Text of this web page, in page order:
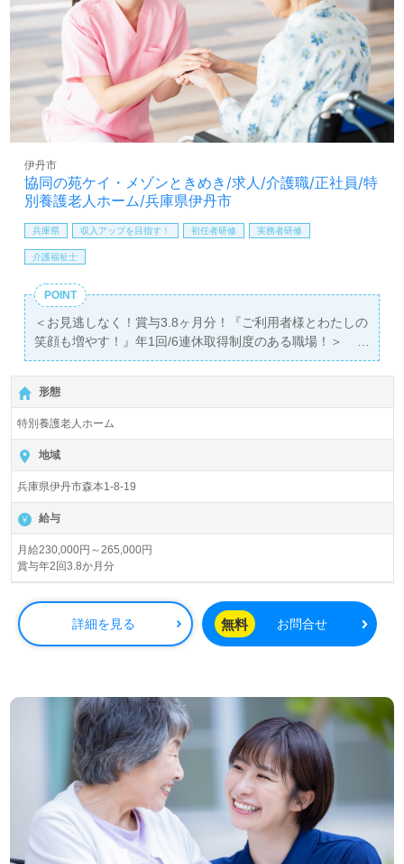
の考えや気持ちを率直に話せる環境面も嬉しいポイント！
『ご利用者様に喜んでもらいたい、資格/経験を活かした
い』『働きながらキャリアアップを実現したい』『働きが
いを感じながら仕事をしたい』『転職で施設形態や環境を
変えて働きたい』等の方も大歓迎です！募集詳細等、担当
コンサルタントよりご案内します。お問い合わせも遠慮な
くお願いします。
しは【ウィルオブ介護】＊求人情報収集、将来的に検討の
方も遠慮なく＊
LINE、メール、お電話などご希望に応じてお問い合わせ/ご
相談可能です。転職相談、求人紹介、年収交渉など完全無
料サービスをご利用いただけます。＜非公開求人も取扱い
せお待ちしております。
協同の苑ケイ・メゾンときめき/求人/介護職/正社員/特
別養護老人ホーム/兵庫県伊丹市
伊丹市
兵庫県 収入アップを目指す！ 初任者研修 実務者研修
介護福祉士
POINT
＜お見逃しなく！賞与3.8ヶ月分！『ご利用者様とわたしの
笑顔も増やす！』年1回/6連休取得制度のある職場！＞
◎介護職/正社員募集◎【月給230,000円～265,000円】＊
初任者以上有資格者向け求人＊『伊丹駅』徒歩15分。
入所定員94名（従来型個室/多床室）『特別養護老人ホーム
協同の苑ケイ・メゾンときめき』社会福祉法人協同の苑
（本部：神戸市東灘区）様の運営です。兵庫県内を中心に
特別養護老人ホーム、訪問看護/介護、訪問リハビリテーシ
ョン、デイサービス、ショートステイ、グループホーム、
小規模多機能型居宅介護支援事業を展開されています。
◎地域行事等も積極的参加！ご利用者様の毎日の『ときめ
き』のある生活をプロデュースされている事業所様！◎
看護助手や介護職経験のある方をお迎えします。特別養護
老人ホームでの勤務経験は問いません。明るい職場環境、
『現場力』を高める取り組み、各種教育研修プログラム、
職員様同士のあたたかなサポート体制もうれしいポイン
笑顔を増やしたい』『転職で施設形態や環境を変えて働き
たい』等の方も大歓迎です！募集詳細等、担当コンサルタ
ントよりご案内します。お問い合わせも遠慮なくお願いし
全国の求人ご紹介！医療/福祉業界の正社員/パート仕事探
しは【ウィルオブ介護】＊求人情報収集、将来的に検討の
方も遠慮なく＊
LINE、メール、お電話などご希望に応じてお問い合わせ/ご
形態
特別養護老人ホーム
地域
兵庫県伊丹市森本1-8-19
給与
月給230,000円～265,000円
賞与年2回3.8か月分
詳細を見る 無料 お問合せ